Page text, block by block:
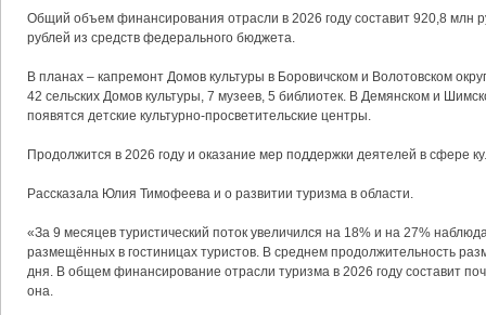
Общий объем финансирования отрасли в 2026 году составит 920,8 млн
рублей из средств федерального бюджета.
В планах – капремонт Домов культуры в Боровичском и Волотовском
42 сельских Домов культуры, 7 музеев, 5 библиотек. В Демянском и
появятся детские культурно-просветительские центры.
Продолжится в 2026 году и оказание мер поддержки деятелей в сфере
Рассказала Юлия Тимофеева и о развитии туризма в области.
«За 9 месяцев туристический поток увеличился на 18% и на 27%
размещённых в гостиницах туристов. В среднем продолжительность
дня. В общем финансирование отрасли туризма в 2026 году составит
она.